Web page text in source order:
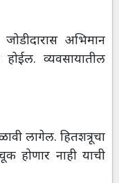
अभिमान
होईल. व्यवसायातील
लागेल. हितशत्रूचा
होणार नाही याची